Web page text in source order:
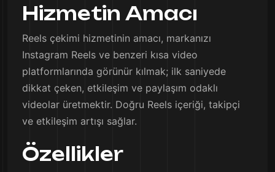
Hizmetin Amacı
Reels çekimi hizmetinin amacı, markanızı
Instagram Reels ve benzeri kısa video
platformlarında görünür kılmak; ilk saniyede
dikkat çeken, etkileşim ve paylaşım odaklı
videolar üretmektir. Doğru Reels içeriği, takipçi
ve etkileşim artışı sağlar.
Özellikler